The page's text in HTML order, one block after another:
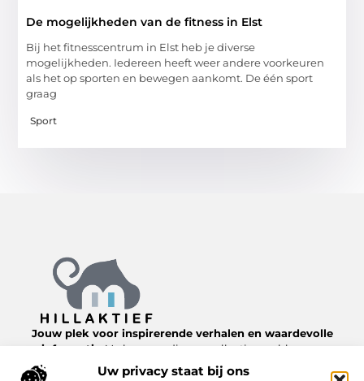
Uw privacy staat bij ons
De mogelijkheden van de fitness in Elst
Bij het fitnesscentrum in Elst heb je diverse
mogelijkheden. Iedereen heeft weer andere voorkeuren
als het op sporten en bewegen aankomt. De één sport
graag
Sport
Jouw plek voor inspirerende verhalen en waardevolle
informatie.
Verken een diverse collectie van blogs en
artikelen over het dagelijks leven, van nuttige tips tot